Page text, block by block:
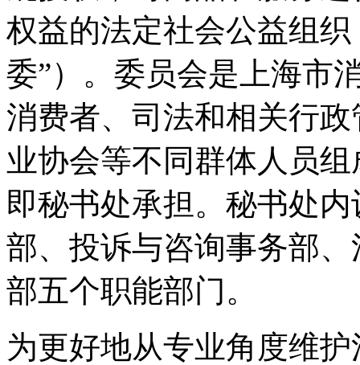
权益的法定社会公益组
委”）。委员会是上海市
消费者、司法和相关行
业协会等不同群体人员
即秘书处承担。秘书处
部、投诉与咨询事务部
部五个职能部门。
为更好地从专业角度维